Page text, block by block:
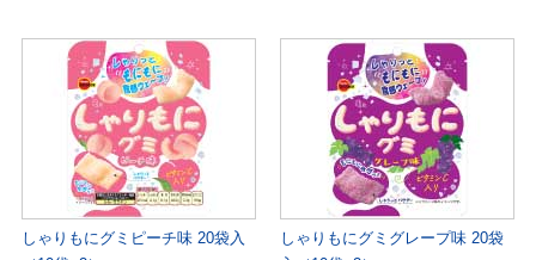
しゃりもにグミピーチ味 20袋入
しゃりもにグミグレープ味 20袋